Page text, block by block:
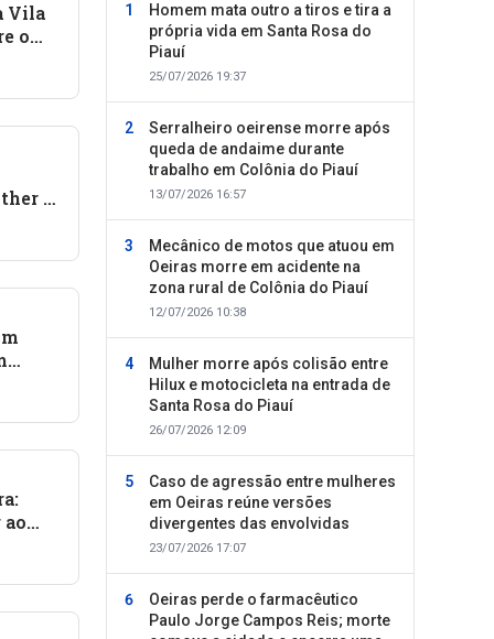
Vila
o
e
Homem mata outro a tiros e tira a
própria vida em Santa Rosa do
Piauí
25/07/2026 19:37
Serralheiro oeirense morre após
queda de andaime durante
trabalho em Colônia do Piauí
13/07/2026 16:57
Mecânico de motos que atuou em
Oeiras morre em acidente na
zona rural de Colônia do Piauí
12/07/2026 10:38
Mulher morre após colisão entre
Hilux e motocicleta na entrada de
Santa Rosa do Piauí
26/07/2026 12:09
Caso de agressão entre mulheres
em Oeiras reúne versões
divergentes das envolvidas
23/07/2026 17:07
Oeiras perde o farmacêutico
Paulo Jorge Campos Reis; morte